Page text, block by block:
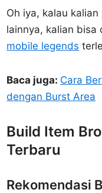
Oh iya, kalau
lainnya, kalian bisa
mobile legends
Baca juga: Cara
dengan Burst Area
Build Item
Terbaru
Rekomendasi